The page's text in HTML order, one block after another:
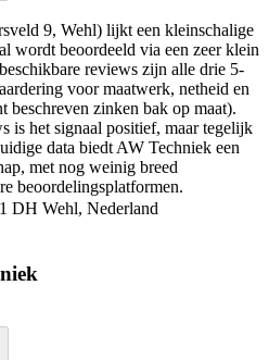
9, Wehl) lijkt een kleinschalige
wordt beoordeeld via een zeer klein
reviews zijn alle drie 5-
voor maatwerk, netheid en
beschreven zinken bak op maat).
is het signaal positief, maar tegelijk
data biedt AW Techniek een
met nog weinig breed
beoordelingsplatformen.
DH Wehl, Nederland